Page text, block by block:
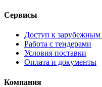
Сервисы
Доступ к зарубежным
Работа с тендерами
Условия поставки
Оплата и документы
Компания